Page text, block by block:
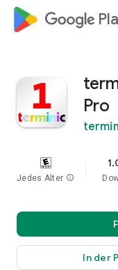
google_logo
Pro
Jedes Alter info
In der